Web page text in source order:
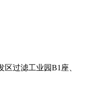
过滤工业园B1座、